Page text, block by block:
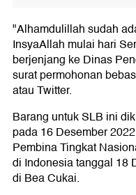
"Alhamdulillah sudah
InsyaAllah mulai hari
berjenjang ke Dinas
surat permohonan
atau Twitter.
Barang untuk SLB ini
pada 16 Desember
Pembina Tingkat
di Indonesia tanggal 18
di Bea Cukai.